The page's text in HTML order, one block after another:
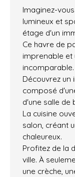
Imaginez-
lumineux et
étage d'un
Ce havre de
imprenable et
incomparable.
Découvrez un
composé
d'une salle de
La cuisine
salon, créant
chaleureux.
Profitez de la
ville. À
une crèche,